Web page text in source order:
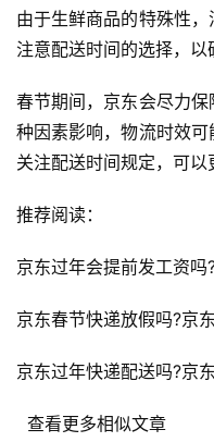
媒
体
G
E
O
优
化
A
观
商
由于生鲜商品的特殊性
注意配送时间的选择，以
春节期间，京东会尽力
种因素影响，物流时效可
关注配送时间规定，可以
推荐阅读：
京东过年会提前发工资
京东春节快递放假吗?京
京东过年快递配送吗?京
  查看更多相似文章